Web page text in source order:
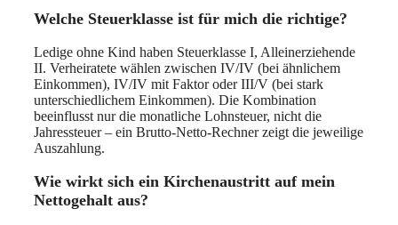
Welche Steuerklasse ist für mich die richtige?
Ledige ohne Kind haben Steuerklasse I, Alleinerziehende
II. Verheiratete wählen zwischen IV/IV (bei ähnlichem
Einkommen), IV/IV mit Faktor oder III/V (bei stark
unterschiedlichem Einkommen). Die Kombination
beeinflusst nur die monatliche Lohnsteuer, nicht die
Jahressteuer – ein Brutto-Netto-Rechner zeigt die jeweilige
Auszahlung.
Wie wirkt sich ein Kirchenaustritt auf mein
Nettogehalt aus?